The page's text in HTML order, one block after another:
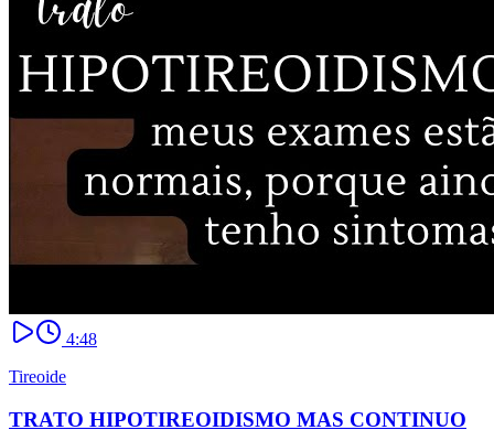
4:48
Tireoide
TRATO HIPOTIREOIDISMO MAS CONTINUO